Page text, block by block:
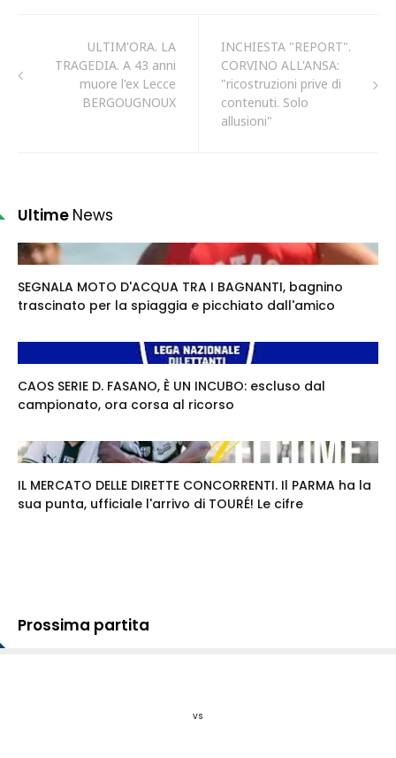
ULTIM'ORA. LA
TRAGEDIA. A 43 anni
muore l'ex Lecce
BERGOUGNOUX
INCHIESTA "REPORT".
CORVINO ALL'ANSA:
"ricostruzioni prive di
contenuti. Solo
allusioni"
Ultime News
SEGNALA MOTO D'ACQUA TRA I BAGNANTI, bagnino
trascinato per la spiaggia e picchiato dall'amico
CAOS SERIE D. FASANO, È UN INCUBO: escluso dal
campionato, ora corsa al ricorso
IL MERCATO DELLE DIRETTE CONCORRENTI. Il PARMA ha la
sua punta, ufficiale l'arrivo di TOURÉ! Le cifre
Prossima partita
vs